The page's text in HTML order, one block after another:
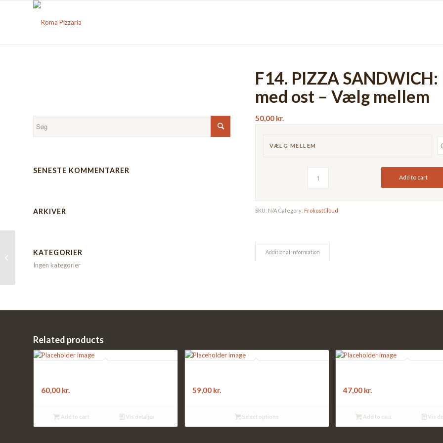
SENESTE KOMMENTARER
ARKIVER
KATEGORIER
Ingen kategorier
F14. PIZZA SANDWICH:
med ost – Vælg mellem
50,00 kr.
VÆLG MELLEM
Add to cart
SKU: N/A Category: Frokosttilbud
Additional information
Related products
60,00 kr.
Add to cart Vis detaljer
59,00 kr.
Select options
47,00 kr.
Add to cart Vis
bernaisesauce og dåse-sodavand